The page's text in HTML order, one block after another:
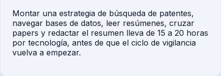
Montar una estrategia de búsqueda de patentes,
navegar bases de datos, leer resúmenes, cruzar
papers y redactar el resumen lleva de 15 a 20 horas
por tecnología, antes de que el ciclo de vigilancia
vuelva a empezar.